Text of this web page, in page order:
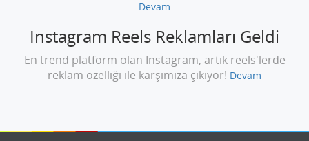
Devam
Instagram Reels Reklamları Geldi
En trend platform olan Instagram, artık reels'lerde
reklam özelliği ile karşımıza çıkıyor! Devam